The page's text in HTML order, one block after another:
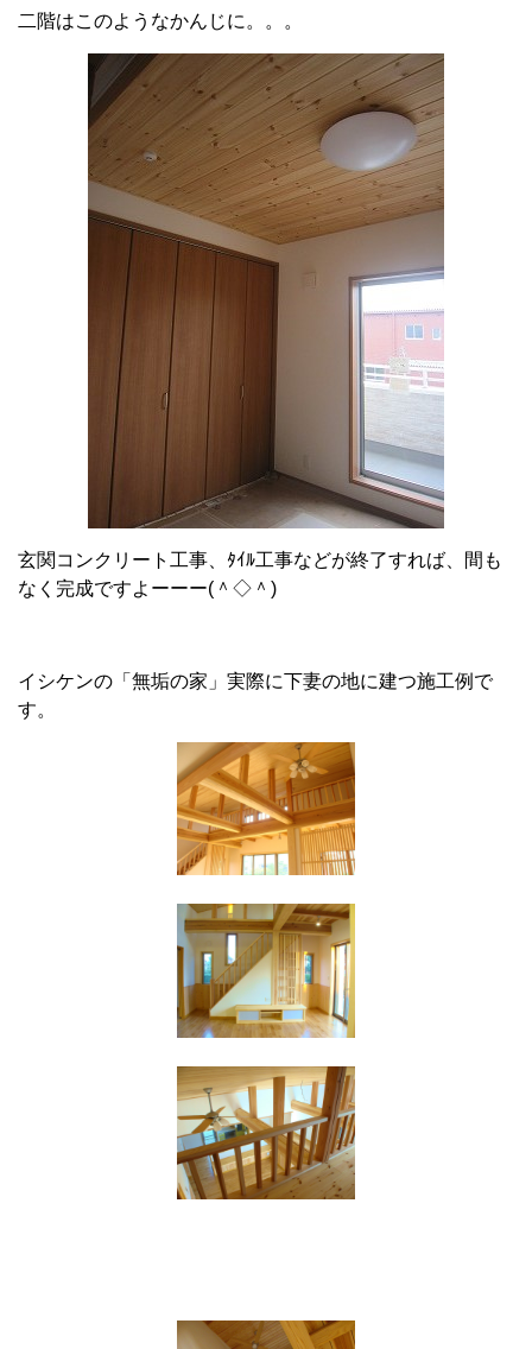
二階はこのようなかんじに。。。
玄関コンクリート工事、ﾀｲﾙ工事などが終了すれば、間も
なく完成ですよーーー(＾◇＾)
イシケンの「無垢の家」実際に下妻の地に建つ施工例で
す。